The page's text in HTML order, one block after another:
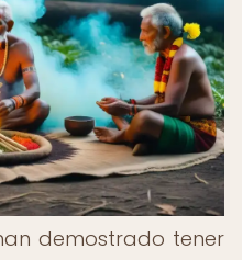
demostrado tener